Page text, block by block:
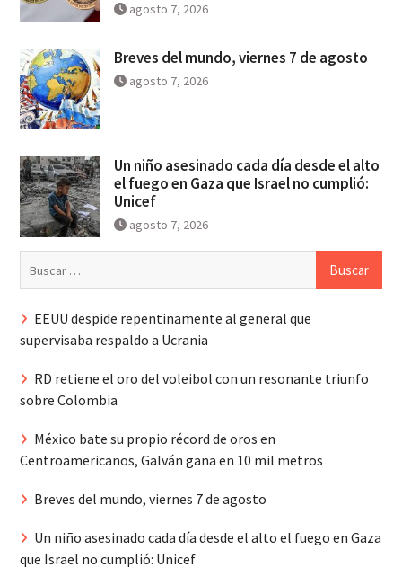
agosto 7, 2026
Breves del mundo, viernes 7 de agosto
agosto 7, 2026
Un niño asesinado cada día desde el alto
el fuego en Gaza que Israel no cumplió:
Unicef
agosto 7, 2026
EEUU despide repentinamente al general que
supervisaba respaldo a Ucrania
RD retiene el oro del voleibol con un resonante triunfo
sobre Colombia
México bate su propio récord de oros en
Centroamericanos, Galván gana en 10 mil metros
Breves del mundo, viernes 7 de agosto
Un niño asesinado cada día desde el alto el fuego en Gaza
que Israel no cumplió: Unicef